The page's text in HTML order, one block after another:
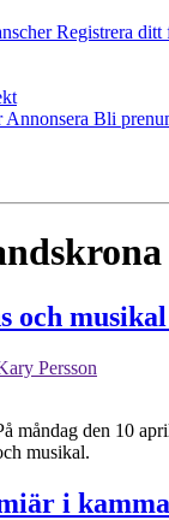
Registrera ditt
Annonsera Bli
och
Persson
den 10 april
musikal.
i